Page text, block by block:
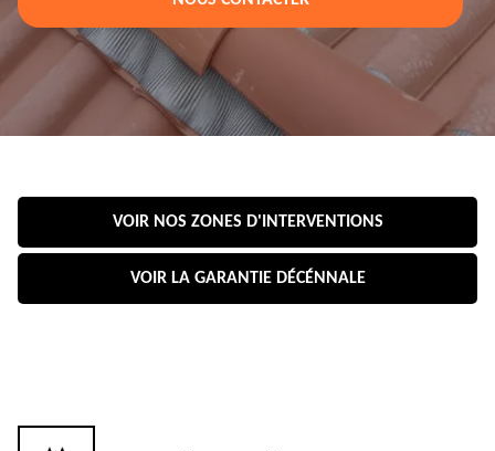
VOIR NOS ZONES D'INTERVENTIONS
VOIR LA GARANTIE DÉCÉNNALE